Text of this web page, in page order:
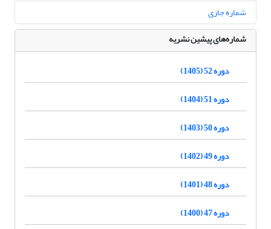
شماره جاری
شماره‌های پیشین نشریه
دوره 52 (1405)
دوره 51 (1404)
دوره 50 (1403)
دوره 49 (1402)
دوره 48 (1401)
دوره 47 (1400)